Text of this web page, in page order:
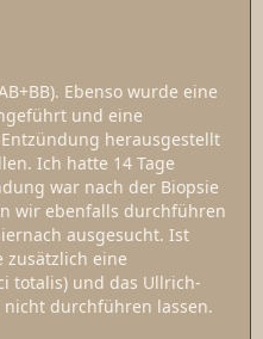
Ebenso wurde eine
und eine
herausgestellt
Ich hatte 14 Tage
war nach der Biopsie
wir ebenfalls durchführen
ausgesucht. Ist
zusätzlich eine
totalis) und das Ullrich-
nicht durchführen lassen.